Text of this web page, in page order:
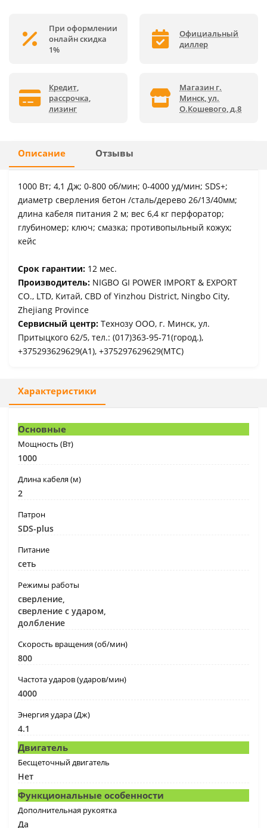
При оформлении
онлайн скидка
1%
Официальный
диллер
Кредит,
рассрочка,
лизинг
Магазин г.
Минск, ул.
О.Кошевого, д.8
Описание Отзывы
1000 Вт; 4,1 Дж; 0-800 об/мин; 0-4000 уд/мин; SDS+;
диаметр сверления бетон /сталь/дерево 26/13/40мм;
длина кабеля питания 2 м; вес 6,4 кг перфоратор;
глубиномер; ключ; смазка; противопыльный кожух;
кейс
Срок гарантии: 12 мес.
Производитель: NIGBO GI POWER IMPORT & EXPORT
CO., LTD, Китай, CBD of Yinzhou District, Ningbo City,
Zhejiang Province
Сервисный центр: Технозу ООО, г. Минск, ул.
Притыцкого 62/5, тел.: (017)363-95-71(город.),
+375293629629(A1), +375297629629(МТС)
Характеристики
Основные
Мощность (Вт)
1000
Длина кабеля (м)
2
Патрон
SDS-plus
Питание
сеть
Режимы работы
сверление,
сверление с ударом,
долбление
Скорость вращения (об/мин)
800
Частота ударов (ударов/мин)
4000
Энергия удара (Дж)
4.1
Двигатель
Бесщеточный двигатель
Нет
Функциональные особенности
Дополнительная рукоятка
Да